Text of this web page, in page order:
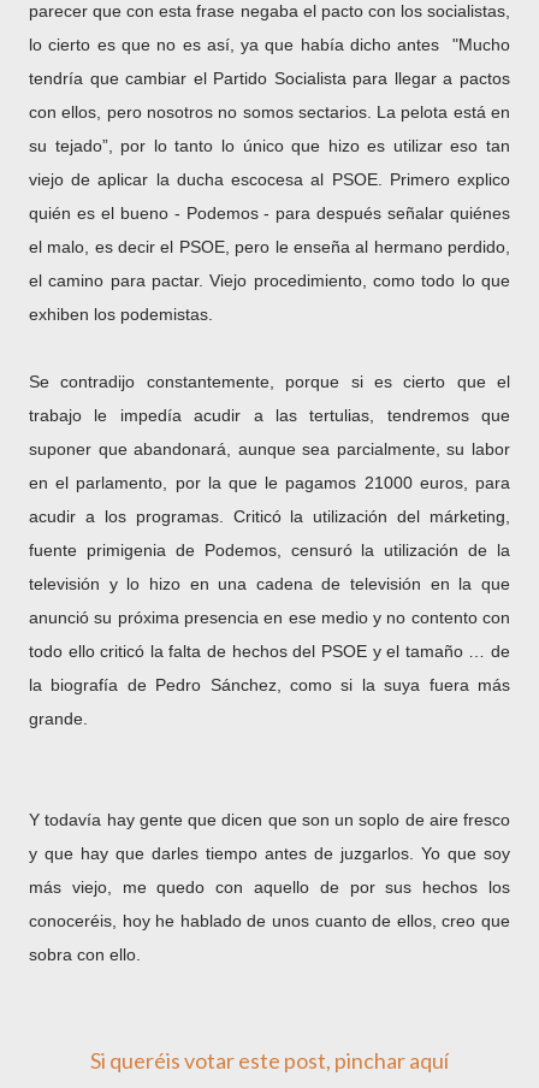
parecer que con esta frase negaba el pacto con los socialistas,
lo cierto es que no es así, ya que había dicho antes "Mucho
tendría que cambiar el Partido Socialista para llegar a pactos
con ellos, pero nosotros no somos sectarios. La pelota está en
su tejado”, por lo tanto lo único que hizo es utilizar eso tan
viejo de aplicar la ducha escocesa al PSOE. Primero explico
quién es el bueno - Podemos - para después señalar quiénes
el malo, es decir el PSOE, pero le enseña al hermano perdido,
el camino para pactar. Viejo procedimiento, como todo lo que
exhiben los podemistas.
Se contradijo constantemente, porque si es cierto que el
trabajo le impedía acudir a las tertulias, tendremos que
suponer que abandonará, aunque sea parcialmente, su labor
en el parlamento, por la que le pagamos 21000 euros, para
acudir a los programas. Criticó la utilización del márketing,
fuente primigenia de Podemos, censuró la utilización de la
televisión y lo hizo en una cadena de televisión en la que
anunció su próxima presencia en ese medio y no contento con
todo ello criticó la falta de hechos del PSOE y el tamaño … de
la biografía de Pedro Sánchez, como si la suya fuera más
grande.
Y todavía hay gente que dicen que son un soplo de aire fresco
y que hay que darles tiempo antes de juzgarlos. Yo que soy
más viejo, me quedo con aquello de por sus hechos los
conoceréis, hoy he hablado de unos cuanto de ellos, creo que
sobra con ello.
Si queréis votar este post, pinchar aquí